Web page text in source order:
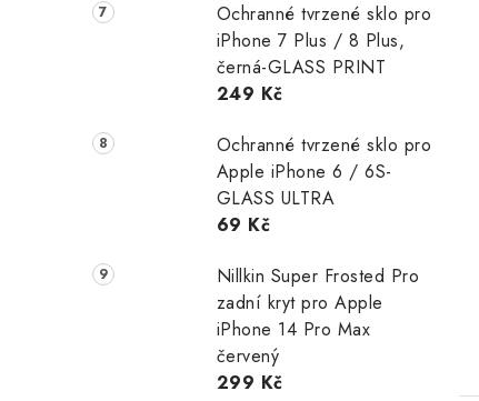
Ochranné tvrzené sklo pro
iPhone 7 Plus / 8 Plus,
černá-GLASS PRINT
249 Kč
Ochranné tvrzené sklo pro
Apple iPhone 6 / 6S-
GLASS ULTRA
69 Kč
Nillkin Super Frosted Pro
zadní kryt pro Apple
iPhone 14 Pro Max
červený
299 Kč